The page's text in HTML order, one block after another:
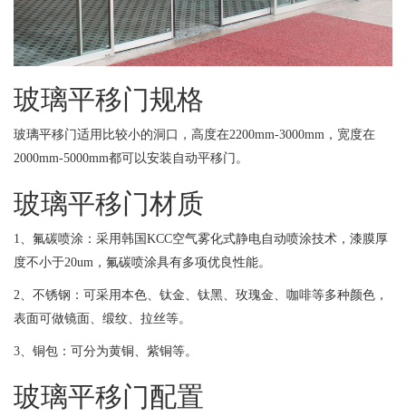
玻璃平移门规格
玻璃平移门适用比较小的洞口，高度在2200mm-3000mm，宽度在
2000mm-5000mm都可以安装自动平移门。
玻璃平移门材质
1、氟碳喷涂：采用韩国KCC空气雾化式静电自动喷涂技术，漆膜厚
度不小于20um，氟碳喷涂具有多项优良性能。
2、不锈钢：可采用本色、钛金、钛黑、玫瑰金、咖啡等多种颜色，
表面可做镜面、缎纹、拉丝等。
3、铜包：可分为黄铜、紫铜等。
玻璃平移门配置